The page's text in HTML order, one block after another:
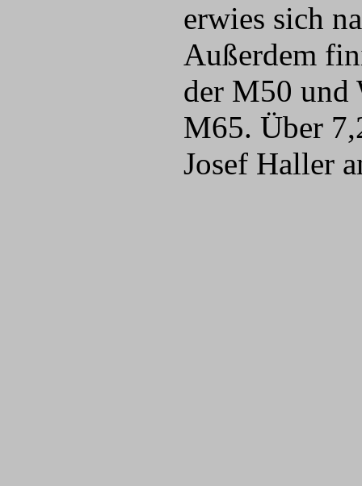
erwies sich
Außerdem
der M50 und
M65. Über
Josef Haller